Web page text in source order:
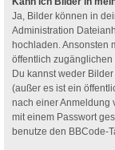
Ja, Bilder können in
Administration
hochladen. Ansonsten
öffentlich zugänglichen
Du kannst weder
(außer es ist ein
nach einer Anmeldung
mit einem Passwort
benutze den BBCode-